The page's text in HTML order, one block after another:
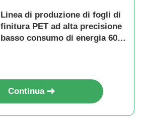
Linea di produzione di fogli di
finitura PET ad alta precisione
basso consumo di energia 600
Continua